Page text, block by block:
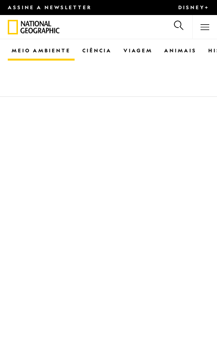
ASSINE A NEWSLETTER DISNEY+
CIÊNCIA VIAGEM ANIMAIS
MEIO AMBIENTE